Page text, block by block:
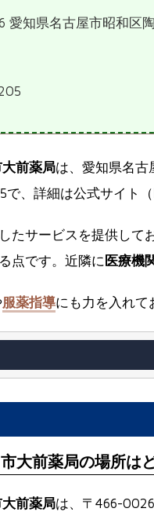
愛知県名古屋市昭和区
前薬局は、愛知県名古
、詳細は公式サイト
たサービスを提供して
点です。近隣に 医療機
服薬指導にも力を入れて
大前薬局の場所は
前薬局は、〒466-0026